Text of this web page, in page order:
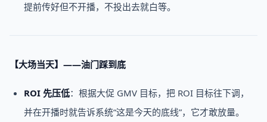
提前传好但不开播，不投出去就白等。
【大场当天】——油门踩到底
ROI 先压低：根据大促 GMV 目标，把 ROI 目标往下调，
并在开播时就告诉系统“这是今天的底线”，它才敢放量。